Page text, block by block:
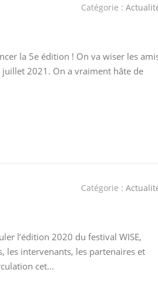
Catégorie :
la 5e édition ! On va wiser les
2021. On a vraiment hâte de
Catégorie :
l’édition 2020 du festival WISE,
les intervenants, les partenaires et
cet…